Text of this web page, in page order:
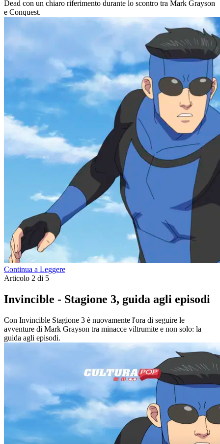
Dead con un chiaro riferimento durante lo scontro tra Mark Grayson
e Conquest.
Continua a Leggere
Articolo 2 di 5
Invincible - Stagione 3, guida agli episodi
Con Invincible Stagione 3 è nuovamente l'ora di seguire le
avventure di Mark Grayson tra minacce viltrumite e non solo: la
guida agli episodi.